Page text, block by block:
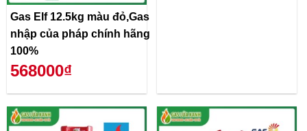
Gas Elf 12.5kg màu đỏ,Gas
nhập của pháp chính hãng
100%
568000₫